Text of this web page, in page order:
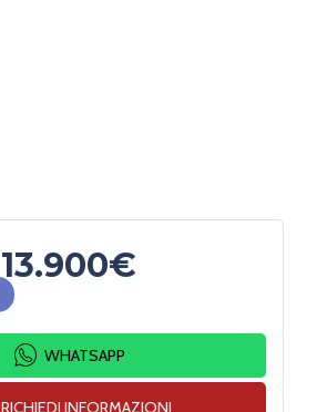
13.900€
RICHIEDI INFORMAZIONI
WHATSAPP